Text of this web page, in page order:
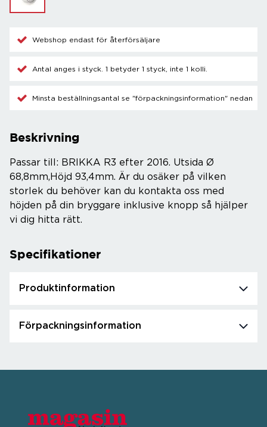
Webshop endast för återförsäljare
Antal anges i styck. 1 betyder 1 styck, inte 1 kolli.
Minsta beställningsantal se "förpackningsinformation" nedan
Beskrivning
Passar till: BRIKKA R3 efter 2016. Utsida Ø
68,8mm,Höjd 93,4mm. Är du osäker på vilken
storlek du behöver kan du kontakta oss med
höjden på din bryggare inklusive knopp så hjälper
vi dig hitta rätt.
Specifikationer
Produktinformation
Förpackningsinformation